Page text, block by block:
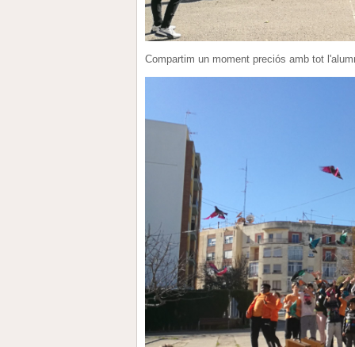
Compartim un moment preciós amb tot